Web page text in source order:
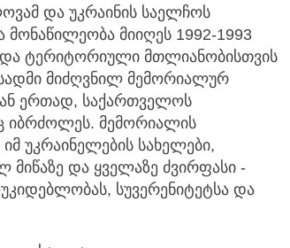
და უკრაინის საელჩოს
მიიღეს 1992-1993
და ტერიტორიული მთლიანობისთვის
მიძღვნილ მემორიალურ
ერთად, საქართველოს
იბრძოლეს. მემორიალის
უკრაინელების სახელები,
და ყველაზე ძვირფასი -
სუვერენიტეტსა და